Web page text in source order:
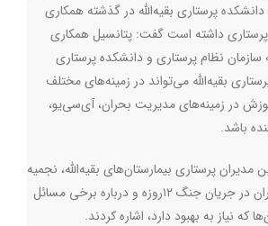
دانشکده پرستاری بقیه‌الله در گذشته همکاری
پرستاری داشته است گفت: پتانسیل همکاری
نظام پرستاری و دانشکده پرستاری
بقیه‌الله می‌تواند در زمینه‌های مختلف
در زمینه‌های مدیریت بحران، آی‌سی‌یو،
باشد.
پرستاری بیمارستان‌های بقیه‌الله، نجمیه
به فداکاری های پرستاران در جریان جنگ ۱۲روزه و درباره برخی مسائل
که نیاز به بهبود دارد، اشاره کردند.